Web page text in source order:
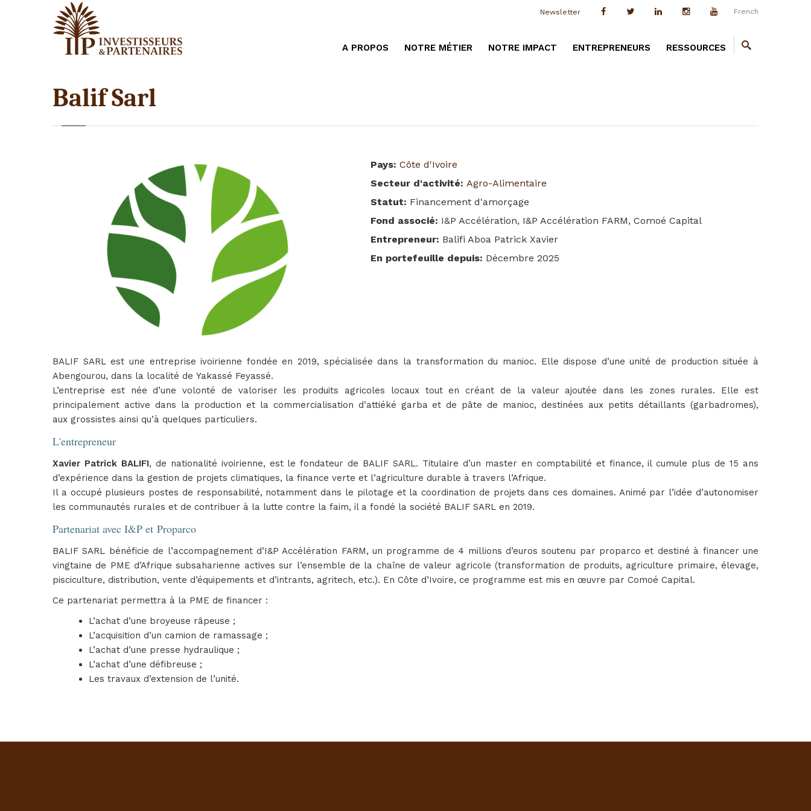
French
Newsletter
A PROPOS NOTRE MÉTIER NOTRE IMPACT ENTREPRENEURS RESSOURCES
Balif Sarl
Pays: Côte d'Ivoire
Secteur d'activité: Agro-Alimentaire
Statut: Financement d'amorçage
Fond associé: I&P Accélération, I&P Accélération FARM, Comoé Capital
Entrepreneur: Balifi Aboa Patrick Xavier
En portefeuille depuis: Décembre 2025
BALIF SARL est une entreprise ivoirienne fondée en 2019, spécialisée dans la transformation du manioc. Elle dispose d’une unité de production située à
Abengourou, dans la localité de Yakassé Feyassé.
L’entreprise est née d’une volonté de valoriser les produits agricoles locaux tout en créant de la valeur ajoutée dans les zones rurales. Elle est
principalement active dans la production et la commercialisation d’attiéké garba et de pâte de manioc, destinées aux petits détaillants (garbadromes),
aux grossistes ainsi qu’à quelques particuliers.
L'entrepreneur
Xavier Patrick BALIFI, de nationalité ivoirienne, est le fondateur de BALIF SARL. Titulaire d’un master en comptabilité et finance, il cumule plus de 15 ans
d’expérience dans la gestion de projets climatiques, la finance verte et l’agriculture durable à travers l’Afrique.
Il a occupé plusieurs postes de responsabilité, notamment dans le pilotage et la coordination de projets dans ces domaines. Animé par l’idée d’autonomiser
les communautés rurales et de contribuer à la lutte contre la faim, il a fondé la société BALIF SARL en 2019.
Partenariat avec I&P et Proparco
BALIF SARL bénéficie de l’accompagnement d’I&P Accélération FARM, un programme de 4 millions d’euros soutenu par proparco et destiné à financer une
vingtaine de PME d’Afrique subsaharienne actives sur l’ensemble de la chaîne de valeur agricole (transformation de produits, agriculture primaire, élevage,
pisciculture, distribution, vente d’équipements et d’intrants, agritech, etc.). En Côte d’Ivoire, ce programme est mis en œuvre par Comoé Capital.
Ce partenariat permettra à la PME de financer :
L’achat d’une broyeuse râpeuse ;
L’acquisition d’un camion de ramassage ;
L’achat d’une presse hydraulique ;
L’achat d’une défibreuse ;
Les travaux d’extension de l’unité.